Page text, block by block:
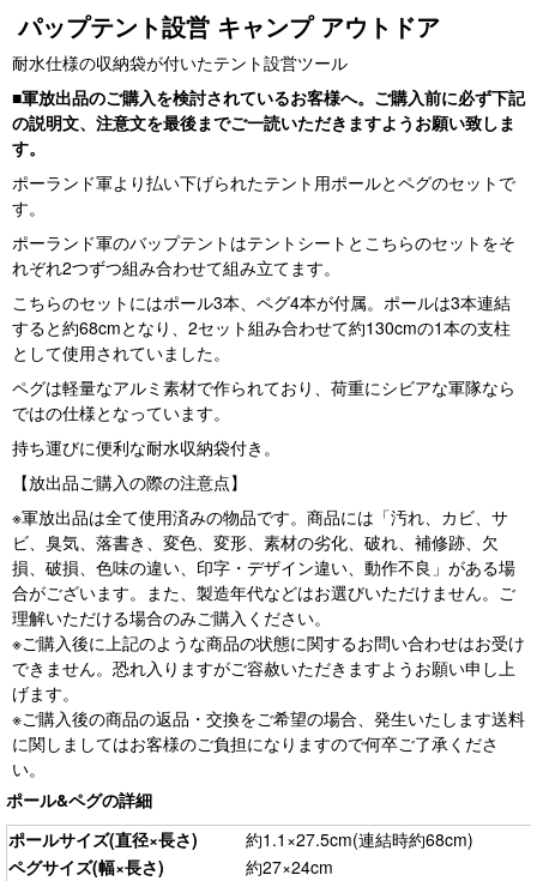
パップテント設営 キャンプ アウトドア
耐水仕様の収納袋が付いたテント設営ツール
■軍放出品のご購入を検討されているお客様へ。ご購入前に必ず下記
の説明文、注意文を最後までご一読いただきますようお願い致しま
す。
ポーランド軍より払い下げられたテント用ポールとペグのセットで
す。
ポーランド軍のバップテントはテントシートとこちらのセットをそ
れぞれ2つずつ組み合わせて組み立てます。
こちらのセットにはポール3本、ペグ4本が付属。ポールは3本連結
すると約68cmとなり、2セット組み合わせて約130cmの1本の支柱
として使用されていました。
ペグは軽量なアルミ素材で作られており、荷重にシビアな軍隊なら
ではの仕様となっています。
持ち運びに便利な耐水収納袋付き。
【放出品ご購入の際の注意点】
※軍放出品は全て使用済みの物品です。商品には「汚れ、カビ、サ
ビ、臭気、落書き、変色、変形、素材の劣化、破れ、補修跡、欠
損、破損、色味の違い、印字・デザイン違い、動作不良」がある場
合がございます。また、製造年代などはお選びいただけません。ご
理解いただける場合のみご購入ください。
※ご購入後に上記のような商品の状態に関するお問い合わせはお受け
できません。恐れ入りますがご容赦いただきますようお願い申し上
げます。
※ご購入後の商品の返品・交換をご希望の場合、発生いたします送料
に関しましてはお客様のご負担になりますので何卒ご了承くださ
い。
ポール&ペグの詳細
ポールサイズ(直径×長さ)
約1.1×27.5cm(連結時約68cm)
ペグサイズ(幅×長さ)
約27×24cm